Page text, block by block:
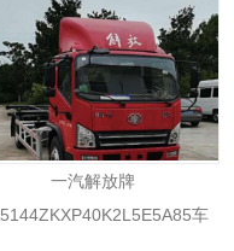
一汽解放牌
车